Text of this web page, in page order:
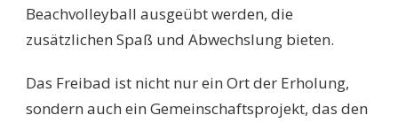
Beachvolleyball ausgeübt werden, die
zusätzlichen Spaß und Abwechslung bieten.
Das Freibad ist nicht nur ein Ort der Erholung,
sondern auch ein Gemeinschaftsprojekt, das den